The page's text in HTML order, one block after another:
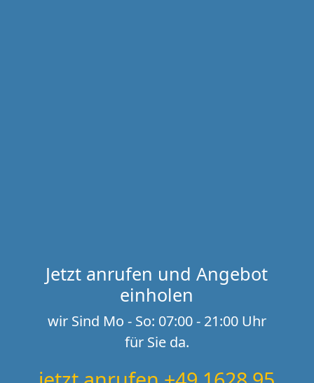
Jetzt anrufen und Angebot
einholen
wir Sind Mo - So: 07:00 - 21:00 Uhr
für Sie da.